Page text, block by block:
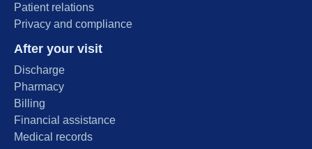
Patient relations
Privacy and compliance
After your visit
Discharge
Pharmacy
Billing
Financial assistance
Medical records